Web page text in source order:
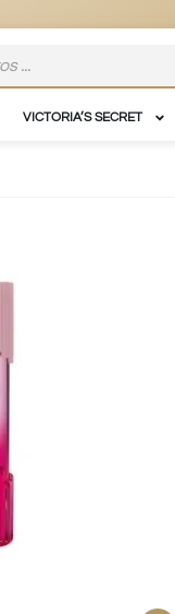
VICTORIA’S SECRET